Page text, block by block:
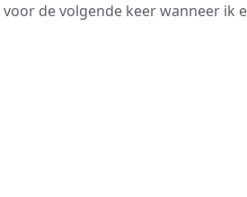
de volgende keer wanneer ik